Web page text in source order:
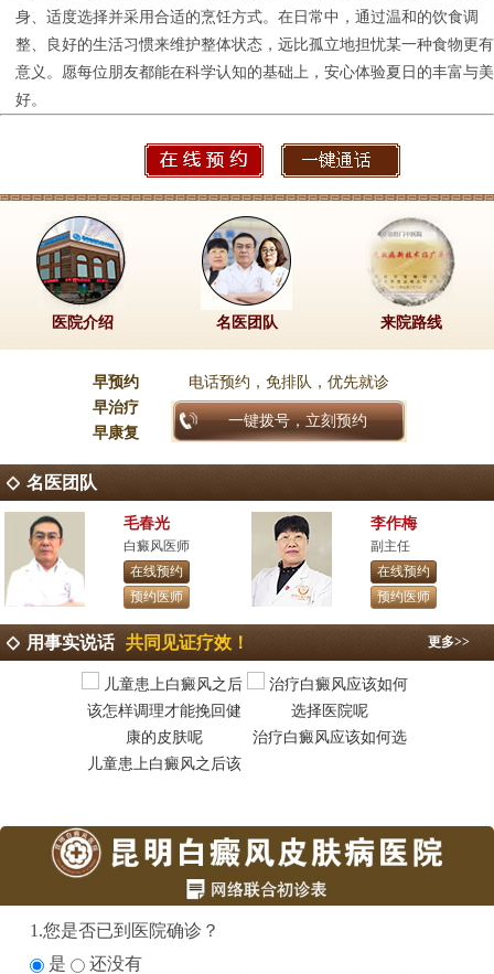
身、适度选择并采用合适的烹饪方式。在日常中，通过温和的饮食调
整、良好的生活习惯来维护整体状态，远比孤立地担忧某一种食物更有
意义。愿每位朋友都能在科学认知的基础上，安心体验夏日的丰富与美
好。
医院介绍 名医团队 来院路线
早预约
早治疗
早康复
电话预约，免排队，优先就诊
一键拨号，立刻预约
名医团队
毛春光
白癜风医师
在线预约
预约医师
李作梅
副主任
在线预约
预约医师
更多>>
用事实说话 共同见证疗效！
儿童患上白癜风之后该
治疗白癜风应该如何选
1.您是否已到医院确诊？
是
还没有